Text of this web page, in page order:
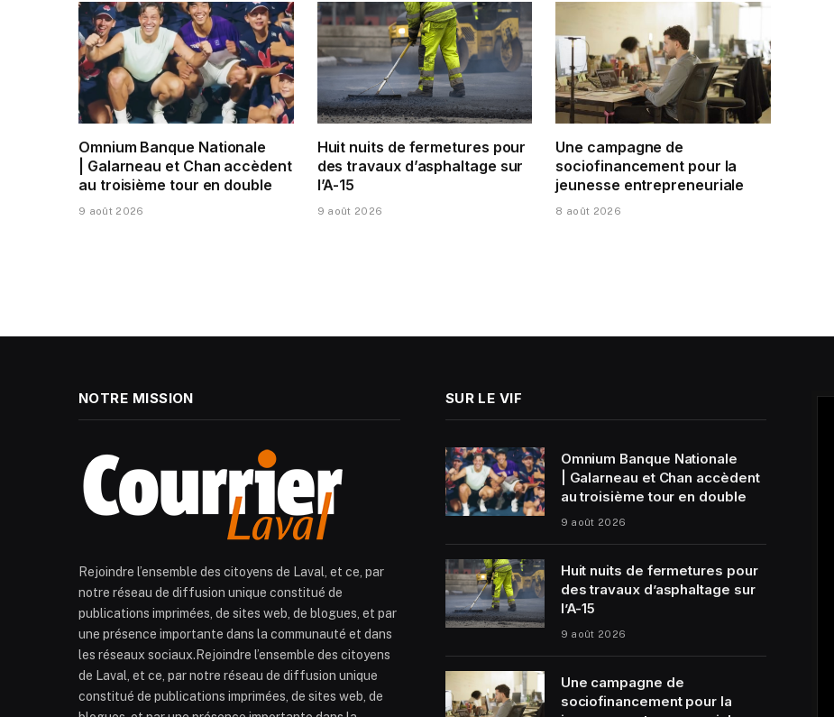
Omnium Banque Nationale
| Galarneau et Chan accèdent
au troisième tour en double
9 août 2026
Huit nuits de fermetures pour
des travaux d’asphaltage sur
l’A-15
9 août 2026
Une campagne de
sociofinancement pour la
jeunesse entrepreneuriale
8 août 2026
NOTRE MISSION
Rejoindre l’ensemble des citoyens de Laval, et ce, par
notre réseau de diffusion unique constitué de
publications imprimées, de sites web, de blogues, et par
une présence importante dans la communauté et dans
les réseaux sociaux.Rejoindre l’ensemble des citoyens
de Laval, et ce, par notre réseau de diffusion unique
constitué de publications imprimées, de sites web, de
SUR LE VIF
Omnium Banque Nationale
| Galarneau et Chan accèdent
au troisième tour en double
9 août 2026
Huit nuits de fermetures pour
des travaux d’asphaltage sur
l’A-15
9 août 2026
Une campagne de
sociofinancement pour la